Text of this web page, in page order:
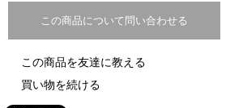
この商品について問い合わせる
この商品を友達に教える
買い物を続ける